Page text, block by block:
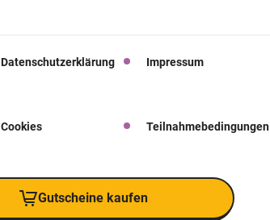
Datenschutzerklärung Impressum
Cookies Teilnahmebedingungen
Gutscheine kaufen